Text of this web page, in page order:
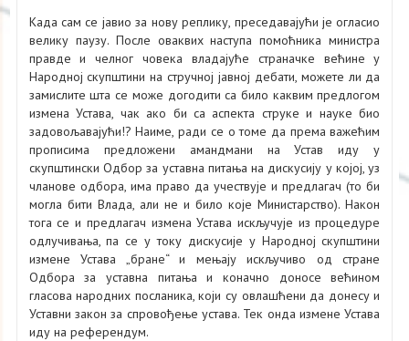
Када сам се јавио за нову реплику, преседавајући је огласио
велику паузу. После оваквих наступа помоћника министра
правде и челног човека владајуће страначке већине у
Народној скупштини на стручној јавној дебати, можете ли да
замислите шта се може догодити са било каквим предлогом
измена Устава, чак ако би са аспекта струке и науке био
задовољавајући!? Наиме, ради се о томе да према важећим
прописима предложени амандмани на Устав иду у
скупштински Одбор за уставна питања на дискусију у којој, уз
чланове одбора, има право да учествује и предлагач (то би
могла бити Влада, али не и било које Министарство). Након
тога се и предлагач измена Устава искључује из процедуре
одлучивања, па се у току дискусије у Народној скупштини
измене Устава „бране“ и мењају искључиво од стране
Одбора за уставна питања и коначно доносе већином
гласова народних посланика, који су овлашћени да донесу и
Уставни закон за спровођење устава. Тек онда измене Устава
иду на референдум.